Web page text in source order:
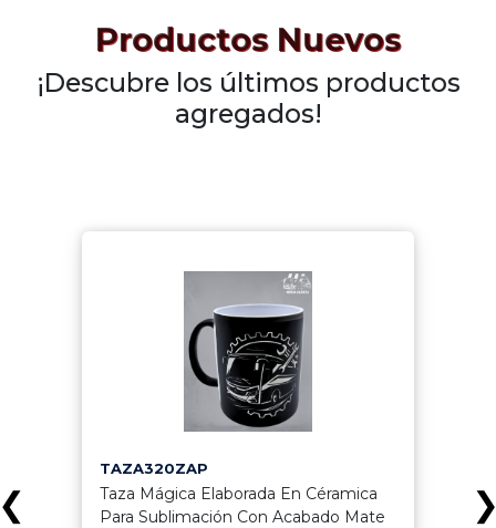
Productos Nuevos
¡Descubre los últimos productos
agregados!
TAZA320ZAP
Taza Mágica Elaborada En Céramica
Para Sublimación Con Acabado Mate